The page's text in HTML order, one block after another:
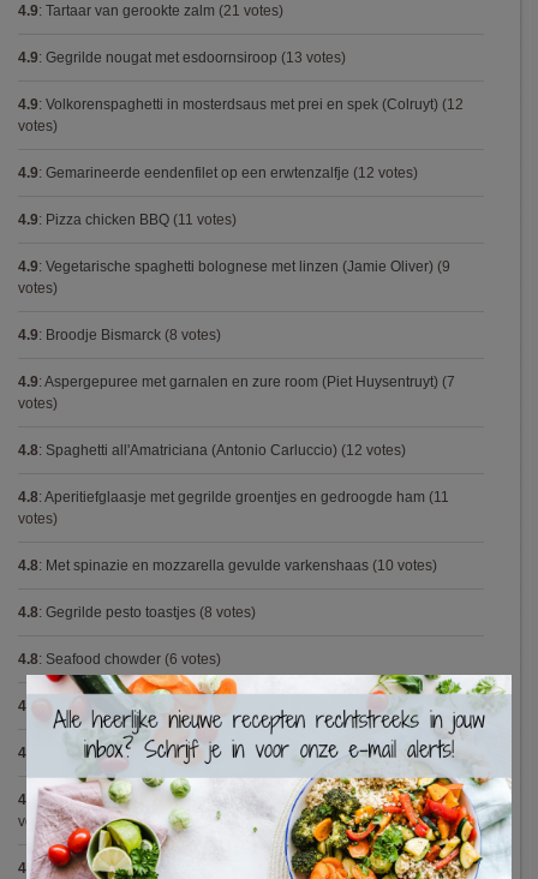
4.9: Tartaar van gerookte zalm (21 votes)
4.9: Gegrilde nougat met esdoornsiroop (13 votes)
4.9: Volkorenspaghetti in mosterdsaus met prei en spek (Colruyt) (12
votes)
4.9: Gemarineerde eendenfilet op een erwtenzalfje (12 votes)
4.9: Pizza chicken BBQ (11 votes)
4.9: Vegetarische spaghetti bolognese met linzen (Jamie Oliver) (9
votes)
4.9: Broodje Bismarck (8 votes)
4.9: Aspergepuree met garnalen en zure room (Piet Huysentruyt) (7
votes)
4.8: Spaghetti all'Amatriciana (Antonio Carluccio) (12 votes)
4.8: Aperitiefglaasje met gegrilde groentjes en gedroogde ham (11
votes)
4.8: Met spinazie en mozzarella gevulde varkenshaas (10 votes)
4.8: Gegrilde pesto toastjes (8 votes)
4.8: Seafood chowder (6 votes)
4.8 Zalmfilet op een bedje van asperges
4.8 Blackwellsaus (5 votes)
4.7 :Varkenshaasje met jagersaus en kroketten (Jeroen Meus)(15
votes)
4.7:Gestoofde kip met dragon (7 votes)
×